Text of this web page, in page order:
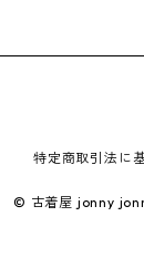
特定商取引法に
© 古着屋 jonny